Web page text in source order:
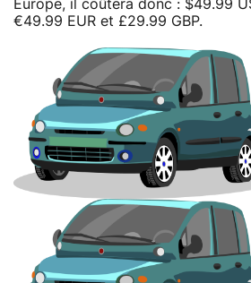
Europe, il coûtera donc : $49.99
€49.99 EUR et £29.99 GBP.